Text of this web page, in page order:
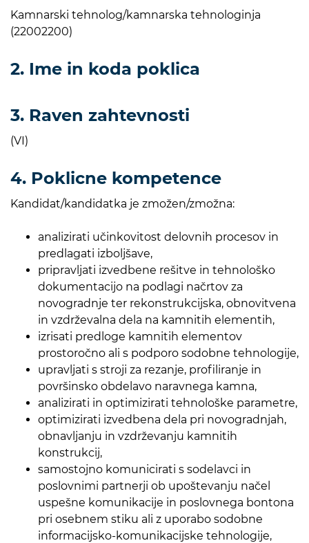
Kamnarski tehnolog/kamnarska tehnologinja
(22002200)
2. Ime in koda poklica
3. Raven zahtevnosti
(VI)
4. Poklicne kompetence
Kandidat/kandidatka je zmožen/zmožna:
analizirati učinkovitost delovnih procesov in
predlagati izboljšave,
pripravljati izvedbene rešitve in tehnološko
dokumentacijo na podlagi načrtov za
novogradnje ter rekonstrukcijska, obnovitvena
in vzdrževalna dela na kamnitih elementih,
izrisati predloge kamnitih elementov
prostoročno ali s podporo sodobne tehnologije,
upravljati s stroji za rezanje, profiliranje in
površinsko obdelavo naravnega kamna,
analizirati in optimizirati tehnološke parametre,
optimizirati izvedbena dela pri novogradnjah,
obnavljanju in vzdrževanju kamnitih
konstrukcij,
samostojno komunicirati s sodelavci in
poslovnimi partnerji ob upoštevanju načel
uspešne komunikacije in poslovnega bontona
pri osebnem stiku ali z uporabo sodobne
informacijsko-komunikacijske tehnologije,